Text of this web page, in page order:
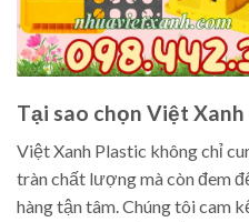
Tại sao chọn Việt Xanh
Việt Xanh Plastic không chỉ
tràn chất lượng mà còn đem
hàng tận tâm. Chúng tôi cam